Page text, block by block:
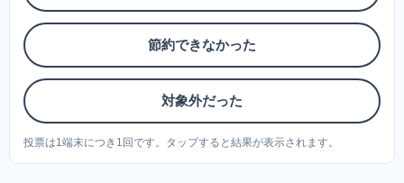
節約できなかった
対象外だった
投票は1端末につき1回です。タップすると結果が表示されます。